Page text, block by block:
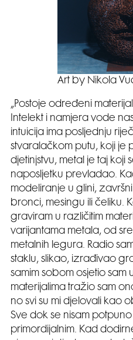
Art by Nikola
„Postoje određeni
Intelekt i namjera vode
intuicija ima posljednju
stvaralačkom putu, koji je
djetinjstvu, metal je taj koji
naposljetku prevladao.
modeliranje u glini,
bronci, mesingu ili čeliku.
graviram u različitim
varijantama metala, od
metalnih legura. Radio
staklu, slikao, izrađivao
samim sobom osjetio sam
materijalima tražio sam
no svi su mi djelovali kao
Sve dok se nisam
primordijalnim. Kad